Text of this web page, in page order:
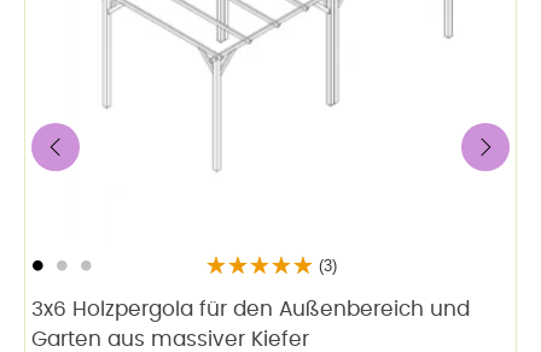
(3)
3x6 Holzpergola für den Außenbereich und
Garten aus massiver Kiefer